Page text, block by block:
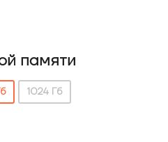
памяти
1024 Гб